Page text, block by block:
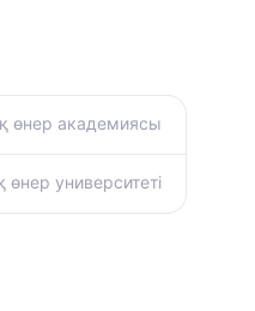
өнер академиясы
өнер университеті